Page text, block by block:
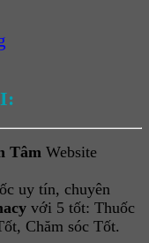
Tâm Website
uy tín, chuyên
với 5 tốt: Thuốc
Chăm sóc Tốt.